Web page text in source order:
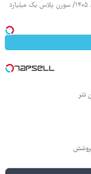
قیمت محصولات ایران خودرو شنبه ۱۰ مرداد ۱۴۰۵/ سورن پلاس یک میلیارد